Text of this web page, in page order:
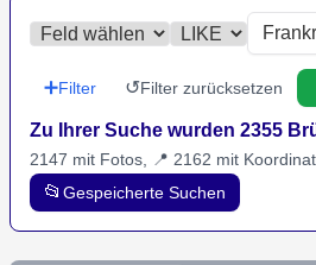
➕Filter ↺Filter zurücksetzen
Zu Ihrer Suche wurden 2355
2147 mit Fotos, 📍 2162 mit
📂 Gespeicherte Suchen